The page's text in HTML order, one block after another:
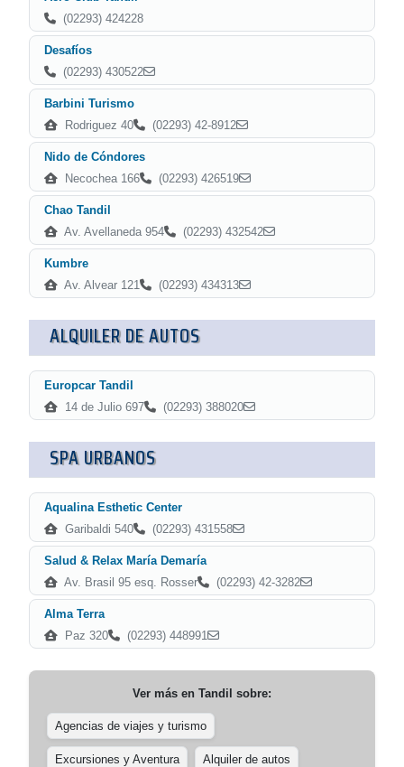
(02293) 424228
Desafíos
(02293) 430522
Barbini Turismo
Rodriguez 40
(02293) 42-8912
Nido de Cóndores
Necochea 166
(02293) 426519
Chao Tandil
Av. Avellaneda 954
(02293) 432542
Kumbre
Av. Alvear 121
(02293) 434313
ALQUILER DE AUTOS
Europcar Tandil
14 de Julio 697
(02293) 388020
SPA URBANOS
Aqualina Esthetic Center
Garibaldi 540
(02293) 431558
Salud & Relax María Demaría
Av. Brasil 95 esq. Rosser
(02293) 42-3282
Alma Terra
Paz 320
(02293) 448991
Ver más en Tandil sobre:
Agencias de viajes y turismo
Excursiones y Aventura Alquiler de autos